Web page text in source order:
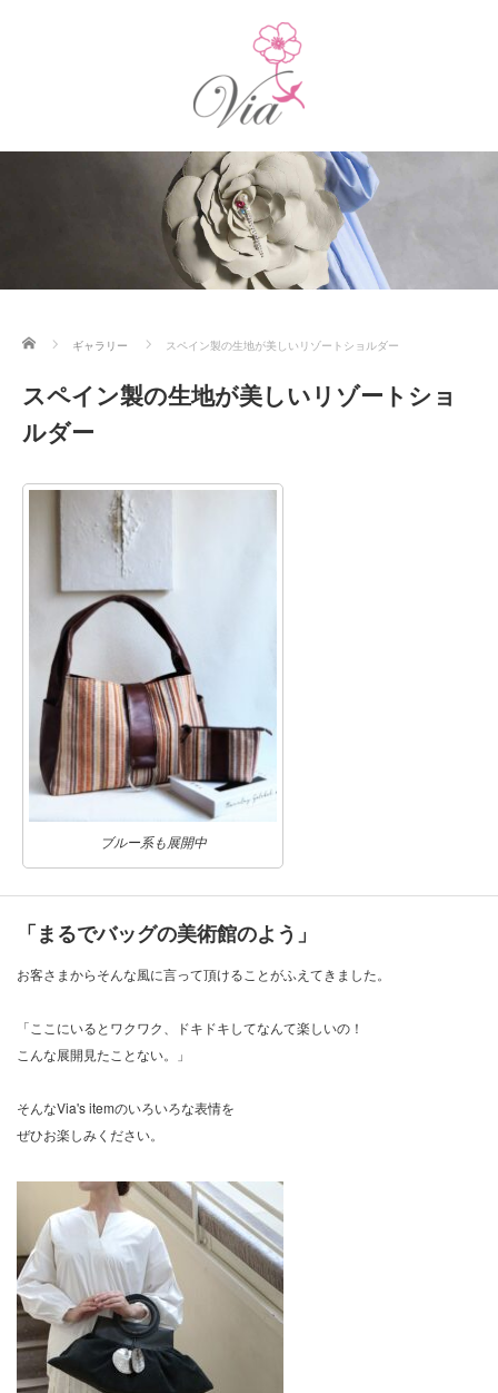
ホーム ギャラリー スペイン製の生地が美しいリゾートショルダー
スペイン製の生地が美しいリゾートショ
ルダー
ブルー系も展開中
「まるでバッグの美術館のよう」
お客さまからそんな風に言って頂けることがふえてきました。
「ここにいるとワクワク、ドキドキしてなんて楽しいの！
こんな展開見たことない。」
そんなVia's itemのいろいろな表情を
ぜひお楽しみください。